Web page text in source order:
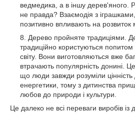
ведмедика, а в іншу дерев'яного.
не правда? Взаємодія з
позитивно впливають на розвиток
Дерево пройняте традиціями.
традиційно користуються попитом
світу. Вони виготовляються вже
втрачають популярність донині.
що люди завжди розуміли
енергетики, тому з дитинства
любов до природи і культури.
Це далеко не всі переваги виробів із